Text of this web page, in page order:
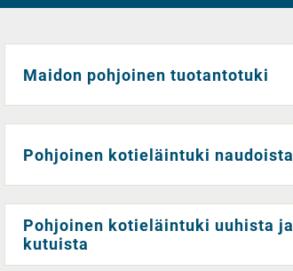
Maidon pohjoinen tuotantotuki
Pohjoinen kotieläintuki naudoista
Pohjoinen kotieläintuki uuhista ja
kutuista